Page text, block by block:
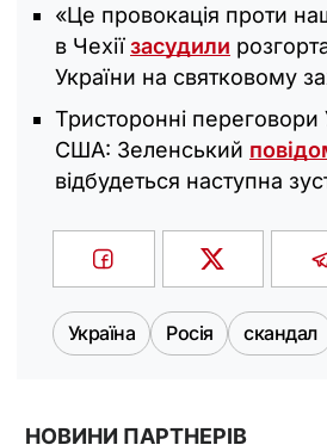
«Це провокація проти
в Чехіїзасудили
України на святковому
Тристоронні переговори
США: Зеленський
відбудеться наступна
Україна Росія скандал